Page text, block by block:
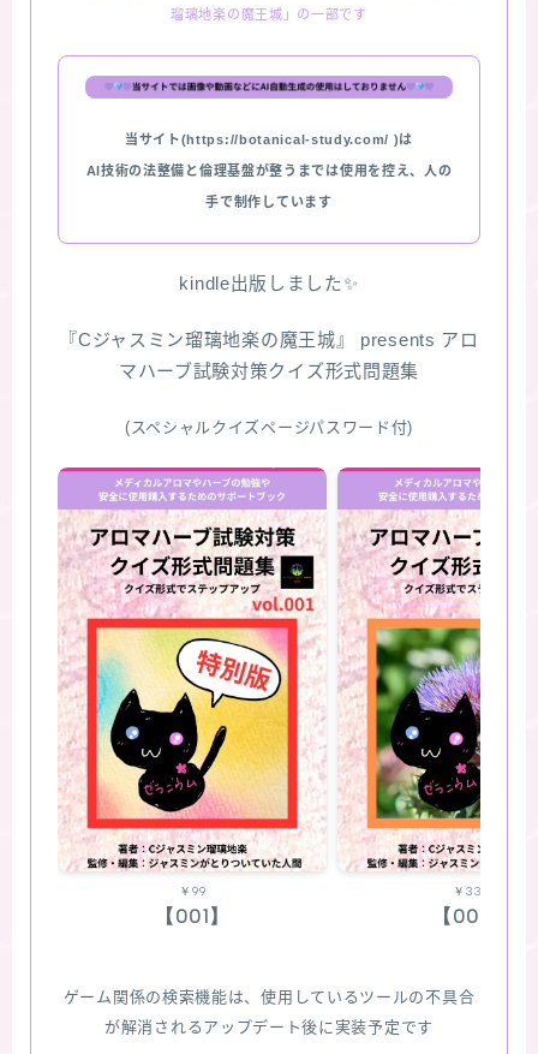
★スペシャルアロマハーブ４択クイズ (kindle出
版限定)
瑠璃地楽の魔王城」の一部です
当サイト(https://botanical-study.com/ )は
AI技術の法整備と倫理基盤が整うまでは使用を控え、人の
手で制作しています
kindle出版しました✨
『Cジャスミン瑠璃地楽の魔王城』 presents アロ
マハーブ試験対策クイズ形式問題集
(スペシャルクイズページパスワード付)
￥99
【001】
￥330
【002】
ゲーム関係の検索機能は、使用しているツールの不具合
が解消されるアップデート後に実装予定です